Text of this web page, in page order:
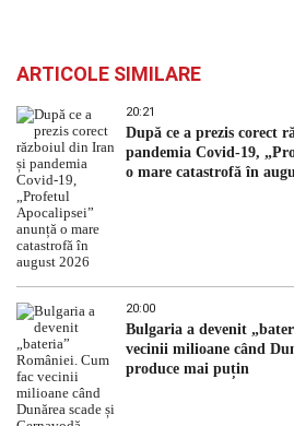
ARTICOLE SIMILARE
20:21
După ce a prezis corect
pandemia Covid-19,
o mare catastrofă în
20:00
Bulgaria a devenit
vecinii milioane când
produce mai puțin